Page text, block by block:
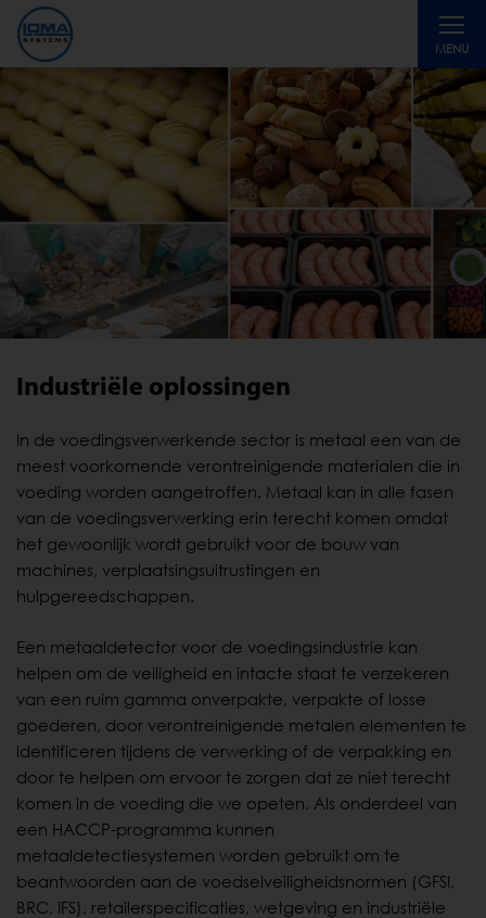
MENU
Toggle
Industriële oplossingen
In de voedingsverwerkende sector is metaal een van de
meest voorkomende verontreinigende materialen die in
voeding worden aangetroffen. Metaal kan in alle fasen
van de voedingsverwerking erin terecht komen omdat
het gewoonlijk wordt gebruikt voor de bouw van
machines, verplaatsingsuitrustingen en
hulpgereedschappen.
Een metaaldetector voor de voedingsindustrie kan
helpen om de veiligheid en intacte staat te verzekeren
van een ruim gamma onverpakte, verpakte of losse
goederen, door verontreinigende metalen elementen te
identificeren tijdens de verwerking of de verpakking en
door te helpen om ervoor te zorgen dat ze niet terecht
komen in de voeding die we opeten. Als onderdeel van
een HACCP-programma kunnen
metaaldetectiesystemen worden gebruikt om te
beantwoorden aan de voedselveiligheidsnormen (GFSI,
BRC, IFS), retailerspecificaties, wetgeving en industriële